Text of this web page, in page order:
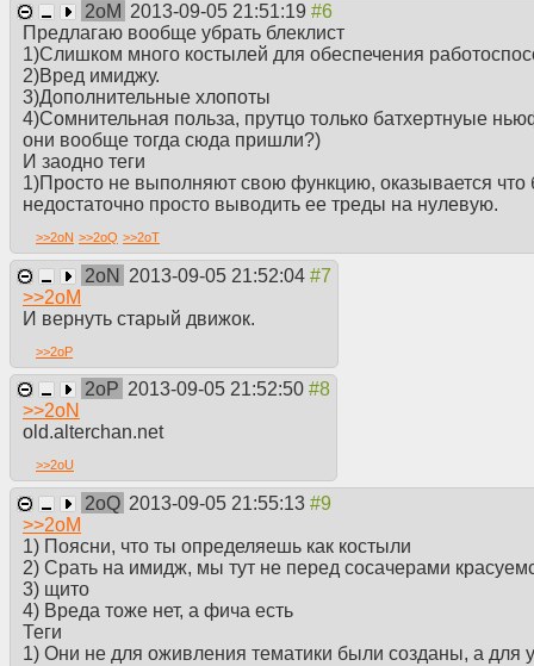
2oM 2013-09-05 21:51:19
Предлагаю вообще убрать блеклист
1)Слишком много костылей для обеспечения
2)Вред имиджу.
3)Дополнительные хлопоты
4)Сомнительная польза, прутцо только батхертнуые
они вообще тогда сюда пришли?)
И заодно теги
1)Просто не выполняют свою функцию, оказывается что
недостаточно просто выводить ее треды на нулевую.
>>2oN >>2oQ >>2oT
2oN
2013-09-05 21:52:04
>>2oM
И вернуть старый движок.
>>2oP
2oP 2013-09-05 21:52:50
>>2oN
old.alterchan.net
>>2oU
2oQ 2013-09-05 21:55:13
>>2oM
1) Поясни, что ты определяешь как костыли
2) Срать на имидж, мы тут не перед сосачерами
3) щито
4) Вреда тоже нет, а фича есть
Теги
1) Они не для оживления тематики были созданы, а для